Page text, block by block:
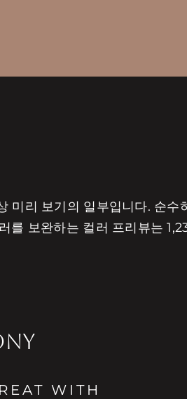
미리 보기의 일부입니다. 순
를 보완하는 컬러 프리뷰는
WITH